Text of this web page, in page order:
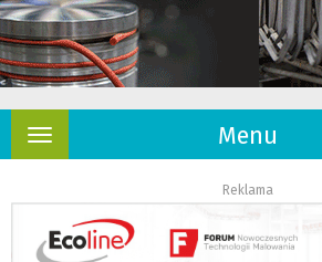
Menu
Rozwiń
Reklama